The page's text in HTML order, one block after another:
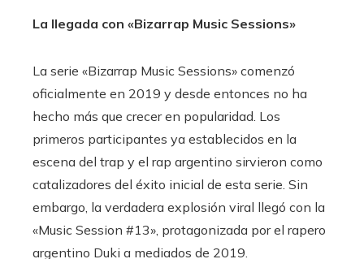
La llegada con «Bizarrap Music Sessions»
La serie «Bizarrap Music Sessions» comenzó
oficialmente en 2019 y desde entonces no ha
hecho más que crecer en popularidad. Los
primeros participantes ya establecidos en la
escena del trap y el rap argentino sirvieron como
catalizadores del éxito inicial de esta serie. Sin
embargo, la verdadera explosión viral llegó con la
«Music Session #13», protagonizada por el rapero
argentino Duki a mediados de 2019.